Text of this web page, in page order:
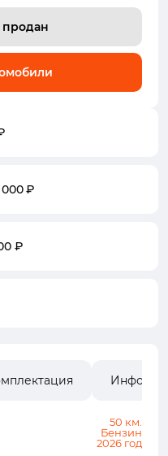
000 ₽
₽
50 км.
Бензин
2026 год